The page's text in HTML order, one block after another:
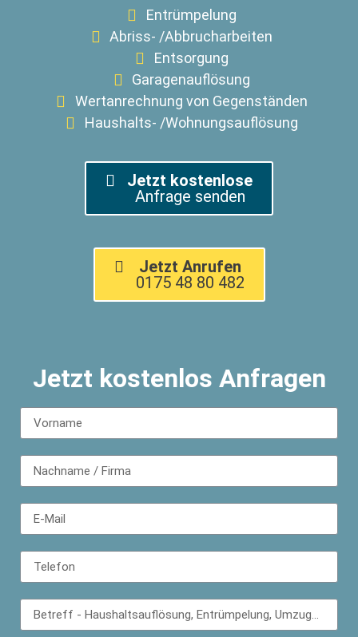
Entrümpelung
Abriss- /Abbrucharbeiten
Entsorgung
Garagenauflösung
Wertanrechnung von Gegenständen
Haushalts- /Wohnungsauflösung
Jetzt kostenlose
Anfrage senden
Jetzt Anrufen
0175 48 80 482
Jetzt kostenlos Anfragen